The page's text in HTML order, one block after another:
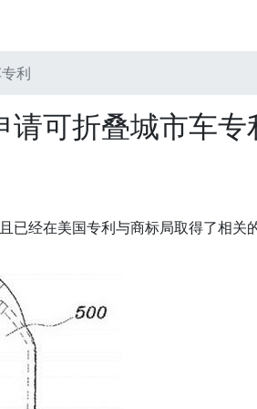
利
可折叠城市车专
经在美国专利与商标局取得了相关的